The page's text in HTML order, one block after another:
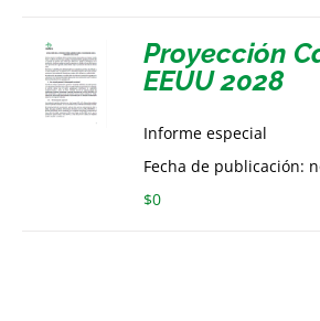
Proyección
EEUU 2028
Informe especial
Fecha de publicación:
$0